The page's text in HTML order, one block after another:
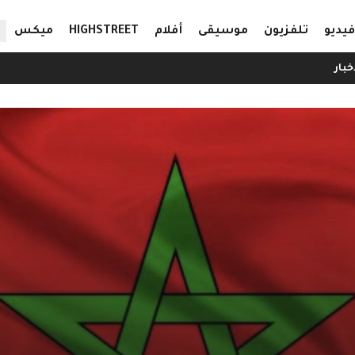
فيديو تلفزيون موسيقى أفلام HIGHSTREET ميكس